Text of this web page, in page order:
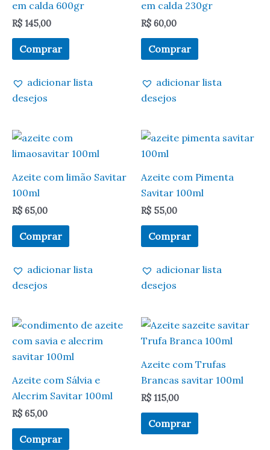
em calda 600gr
R$ 145,00
Comprar
adicionar lista
desejos
em calda 230gr
R$ 60,00
Comprar
adicionar lista
desejos
Azeite com limão Savitar
100ml
R$ 65,00
Comprar
adicionar lista
desejos
Azeite com Pimenta
Savitar 100ml
R$ 55,00
Comprar
adicionar lista
desejos
Azeite com Sálvia e
Alecrim Savitar 100ml
R$ 65,00
Comprar
Azeite com Trufas
Brancas savitar 100ml
R$ 115,00
Comprar